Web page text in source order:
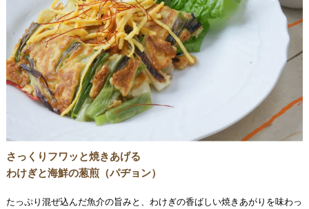
さっくりフワッと焼きあげる
わけぎと海鮮の葱煎（パヂョン）
たっぷり混ぜ込んだ魚介の旨みと、わけぎの香ばしい焼きあがりを味わっ